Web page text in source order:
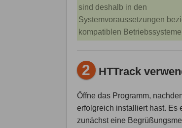
sind deshalb in den
Systemvoraussetzungen
kompatiblen
2 HTTrack
Öffne das Programm,
erfolgreich installiert hast. Es
zunächst eine